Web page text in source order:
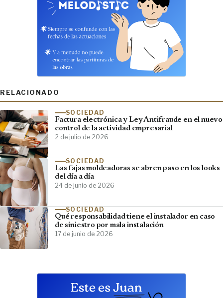
RELACIONADO
SOCIEDAD
Factura electrónica y Ley Antifraude en el nuevo
control de la actividad empresarial
2 de julio de 2026
SOCIEDAD
Las fajas moldeadoras se abren paso en los looks
del día a día
24 de junio de 2026
SOCIEDAD
Qué responsabilidad tiene el instalador en caso
de siniestro por mala instalación
17 de junio de 2026